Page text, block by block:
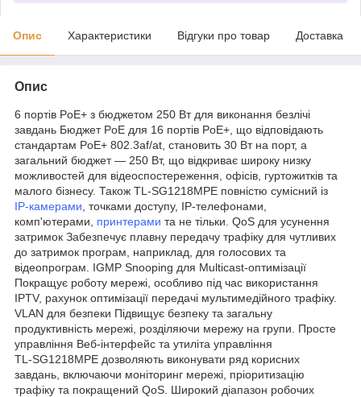
Опис Характеристики Відгуки про товар Доставка
Опис
6 портів PoE+ з бюджетом 250 Вт для виконання безлічі
завдань Бюджет PoE для 16 портів PoE+, що відповідають
стандартам PoE+ 802.3af/at, становить 30 Вт на порт, а
загальний бюджет — 250 Вт, що відкриває широку низку
можливостей для відеоспостереження, офісів, гуртожитків та
малого бізнесу. Також TL‑SG1218MPE повністю сумісний із
IP‑камерами , точками доступу, IP‑телефонами,
комп'ютерами, принтерами та не тільки. QoS для усунення
затримок Забезпечує плавну передачу трафіку для чутливих
до затримок програм, наприклад, для голосових та
відеопрограм. IGMP Snooping для Multicast-оптимізації
Покращує роботу мережі, особливо під час використання
IPTV, рахунок оптимізації передачі мультимедійного трафіку.
VLAN для безпеки Підвищує безпеку та загальну
продуктивність мережі, розділяючи мережу на групи. Просте
управління Веб-інтерфейс та утиліта управління
TL‑SG1218MPE дозволяють виконувати ряд корисних
завдань, включаючи моніторинг мережі, пріоритизацію
трафіку та покращений QoS. Широкий діапазон робочих